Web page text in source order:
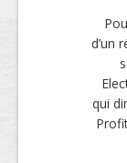
d’un
qui